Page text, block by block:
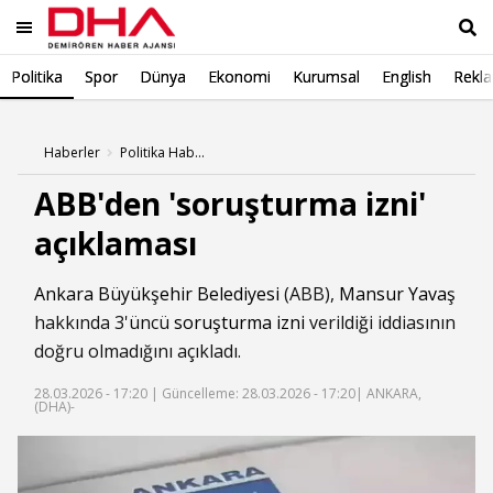
Politika Spor Dünya Ekonomi Kurumsal English
Haberler Politika Haberleri
ABB'den 'soruşturma izni'
açıklaması
Ankara Büyükşehir Belediyesi (ABB), Mansur Yavaş
hakkında 3'üncü soruşturma izni verildiği iddiasının
doğru olmadığını açıkladı.
28.03.2026 - 17:20 | Güncelleme: 28.03.2026 - 17:20| ANKARA,
(DHA)-